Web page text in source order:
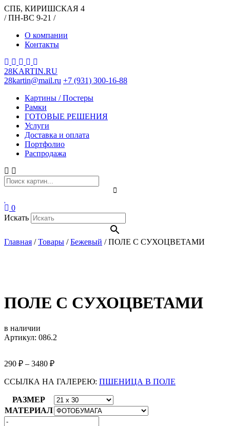
СПБ, КИРИШСКАЯ 4
/ ПН-ВС 9-21 /
О компании
Контакты
28KARTIN.RU
28kartin@mail.ru +7 (931) 300-16-88
Картины / Постеры
Рамки
ГОТОВЫЕ РЕШЕНИЯ
Услуги
Доставка и оплата
Портфолио
Распродажа
0
Искать
Главная /Товары /Бежевый /ПОЛЕ С СУХОЦВЕТАМИ
ПОЛЕ С СУХОЦВЕТАМИ
в наличии
Артикул: 086.2
290 ₽ – 3480 ₽
ССЫЛКА НА ГАЛЕРЕЮ: ПШЕНИЦА В ПОЛЕ
РАЗМЕР
МАТЕРИАЛ